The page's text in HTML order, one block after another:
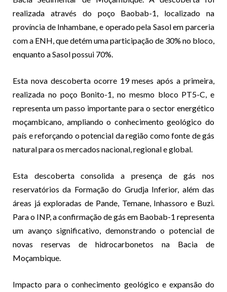
realizada através do poço Baobab-1, localizado na
província de Inhambane, e operado pela Sasol em parceria
com a ENH, que detém uma participação de 30% no bloco,
enquanto a Sasol possui 70%.
Esta nova descoberta ocorre 19 meses após a primeira,
realizada no poço Bonito-1, no mesmo bloco PT5-C, e
representa um passo importante para o sector energético
moçambicano, ampliando o conhecimento geológico do
país e reforçando o potencial da região como fonte de gás
natural para os mercados nacional, regional e global.
Esta descoberta consolida a presença de gás nos
reservatórios da Formação do Grudja Inferior, além das
áreas já exploradas de Pande, Temane, Inhassoro e Buzi.
Para o INP, a confirmação de gás em Baobab-1 representa
um avanço significativo, demonstrando o potencial de
novas reservas de hidrocarbonetos na Bacia de
Moçambique.
Impacto para o conhecimento geológico e expansão do